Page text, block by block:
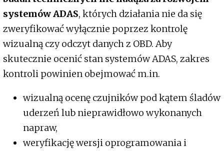
systemów ADAS, których działania nie da się
zweryfikować wyłącznie poprzez kontrolę
wizualną czy odczyt danych z OBD. Aby
skutecznie ocenić stan systemów ADAS, zakres
kontroli powinien obejmować m.in.
wizualną ocenę czujników pod kątem śladów
uderzeń lub nieprawidłowo wykonanych
napraw,
weryfikację wersji oprogramowania i